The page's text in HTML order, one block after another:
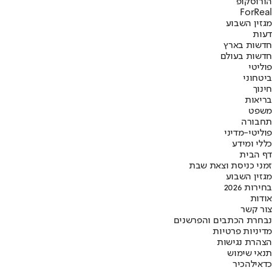
ForReal
מגזין השבוע
דעות
חדשות בארץ
חדשות בעולם
פוליטי
ביטחוני
חינוך
בריאות
משפט
תחבורה
פוליטי-מדיני
כללי ומידע
דף הבית
זמני כניסת וצאת שבת
מגזין השבוע
בחירות 2026
אודות
צור קשר
נבחרת הכתבים והפרשנים
מדיניות פרטיות
הצהרת נגישות
תנאי שימוש
כדאילהכיר